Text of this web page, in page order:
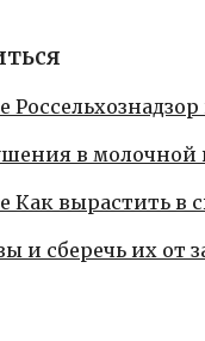
в
и сберечь их от